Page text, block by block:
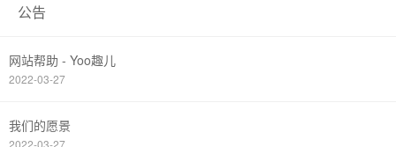
公告
网站帮助 - Yoo趣儿
2022-03-27
我们的愿景
2022-03-27